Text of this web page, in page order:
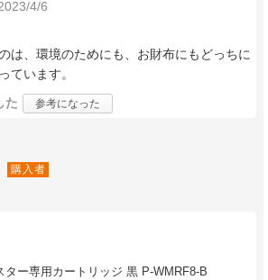
4/6
は、環境のためにも、お財布にもどっちに
ています。
た 参考になった
購入者
ター専用カートリッジ 黒 P-WMRF8-B